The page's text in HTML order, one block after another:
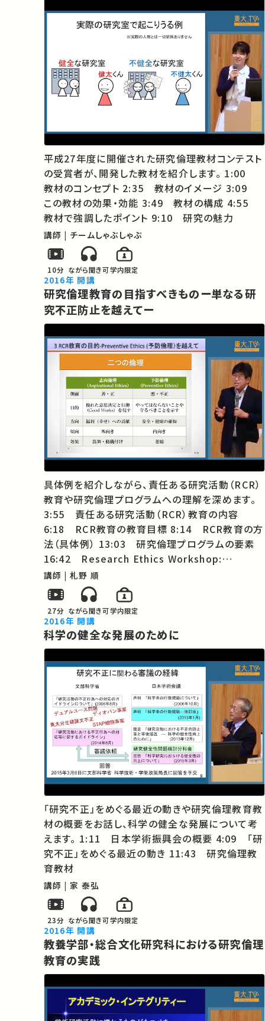
平成27年度に開催された研究倫理教材コンテスト
の受賞者が、開発した教材を紹介します。 1:00
教材のコンセプト 2:35 教材のイメージ 3:09
この教材の効果・効能 3:49 教材の構成 4:55
教材で強調したポイント 9:10 研究の魅力
講師 | チームしゃぶしゃぶ
10分 ながら聞き可学内限定
2016年 開講
研究倫理教育の目指すべきものー単なる研
究不正防止を越えてー
具体例を紹介しながら、責任ある研究活動（RCR）
教育や研究倫理プログラムへの理解を深めます。
3:55 責任ある研究活動（RCR）教育の内容
6:18 RCR教育の教育目標 8:14 RCR教育の方
法（具体例） 13:03 研究倫理プログラムの要素
16:42 Research Ethics Workshop:
Promoting Ethics in Research 19:30 RCR
教育の目的 21:00 技術者倫理の基本原則〜大
講師 | 札野 順
27分 ながら聞き可学内限定
2016年 開講
科学の健全な発展のために
「研究不正」をめぐる最近の動きや研究倫理教育教
材の概要をお話し、科学の健全な発展について考
えます。 1:11 日本学術振興会の概要 4:09 「研
究不正」をめぐる最近の動き 11:43 研究倫理教
育教材
講師 | 家 泰弘
23分 ながら聞き可学内限定
2016年 開講
教養学部・総合文化研究科における研究倫理
教育の実践